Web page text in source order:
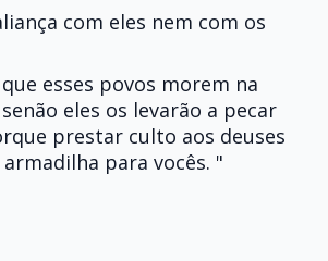
com eles nem com os
esses povos morem na
eles os levarão a pecar
prestar culto aos deuses
para vocês. "